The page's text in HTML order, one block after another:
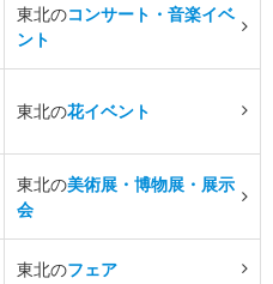
東北のコンサート・音楽イベ
ント
東北の花イベント
東北の美術展・博物展・展示
会
東北のフェア